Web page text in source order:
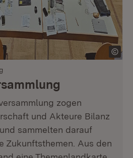
zogen
und Akteure Bilanz
sammelten darauf
Zukunftsthemen. Aus den